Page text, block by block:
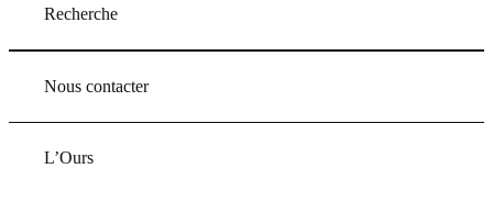
Recherche
Nous contacter
L’Ours